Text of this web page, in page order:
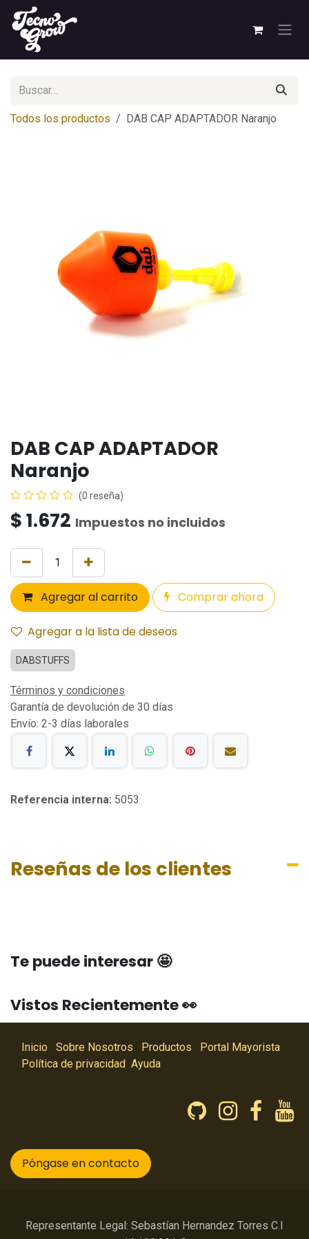
Ir al contenido
Todos los productos DAB CAP ADAPTADOR Naranjo
DAB CAP ADAPTADOR
Naranjo
(0 reseña)
$1.672 Impuestos no incluidos
Agregar al carrito Comprar ahora
Agregar a la lista de deseos
DABSTUFFS
Términos y condiciones
Garantía de devolución de 30 días
Envío: 2-3 días laborales
Referencia interna: 5053
Reseñas de los clientes
Te puede interesar 🤩
Vistos Recientemente 👀
Inicio Sobre Nosotros Productos
Portal Mayorista
Política de privacidad Ayuda
Póngase en contacto
Representante Legal: Sebastían Hernandez Torres C.I